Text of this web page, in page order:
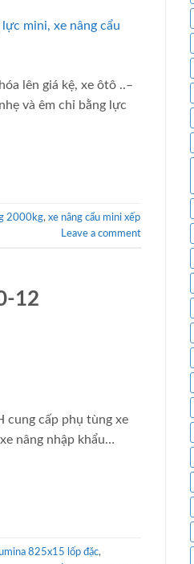
lên giá kệ, xe ôtô ..–
và êm chỉ bằng lực
2000kg, xe nâng cẩu mini xếp
Leave a comment
12
cung cấp phụ tùng xe
nâng nhập khẩu…
825x15 lốp đặc,